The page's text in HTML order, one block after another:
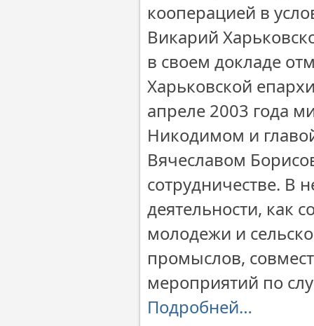
кооперацией в
Викарий
в своем докладе
Харьковской
апреле 2003 года
Никодимом и
Вячеславом
сотрудничестве. В
деятельности, как
молодежи и
промыслов,
мероприятий по
Подробней…